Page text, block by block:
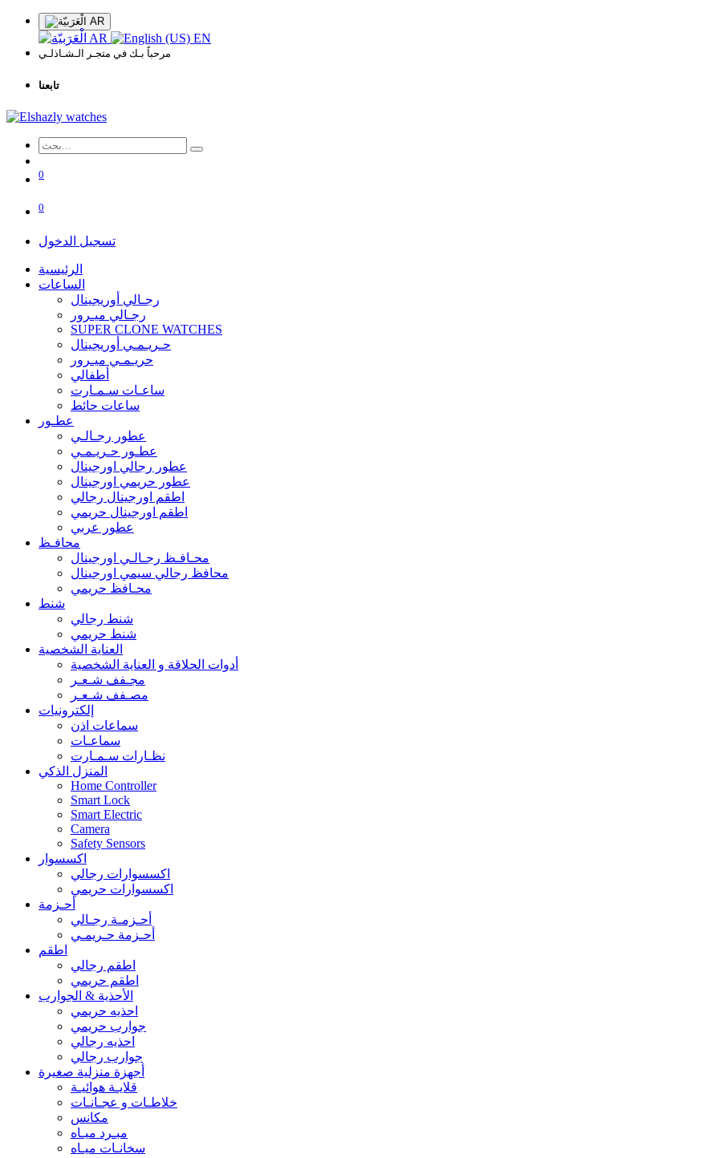
AR
AR EN
مرحباً بـك في متجـر الـشـاذلـي
تابعنا
0
0
تسجيل الدخول
الرئيسية
الساعات
رجـالي أوريجينال
رجـالي ميـرور
SUPER CLONE WATCHES
حـريـمـي أوريجينال
حريـمـي ميـرور
أطفالي
ساعـات سـمـارت
ساعات حائط
عطـور
عطور رجـالـي
عطـور حـريـمـي
عطور رجالي اورجينال
عطور حريمي اورجينال
اطقم اورجينال رجالي
اطقم اورجينال حريمي
عطور عربي
محافـظ
محـافـظ رجـالـي اورجينال
محافظ رجالي سيمي اورجينال
محـافظ حريمي
شنط
شنط رجالي
شنط حريمي
العناية الشخصية
أدوات الحلاقة و العناية الشخصية
مجـفف شـعـر
مصـفف شـعـر
إلكترونيات
سماعات اذن
سماعـات
نظـارات سـمـارت
المنزل الذكي
Home Controller
Smart Lock
Smart Electric
Camera
Safety Sensors
اكسسوار
اكسسوارات رجالي
اكسسوارات حريمي
أحـزمة
أحـزمـة رجـالي
أحـزمة حـريمـي
اطقم
اطقم رجالي
اطقم حريمي
الأحذية & الجوارب
احذيه حريمي
جوارب حريمي
احذيه رجالي
جوارب رجالي
أجهزة منزلية صغيرة
قلايـة هوائيـة
خلاطـات و عجـانـات
مكانس
مبـرد ميـاه
سخانـات ميـاه